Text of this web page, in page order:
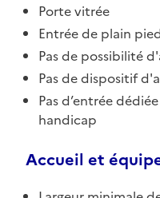
Porte vitrée
Entrée de plain pied
Pas de possibilité
Pas de dispositif
Pas d’entrée
handicap
Accueil et